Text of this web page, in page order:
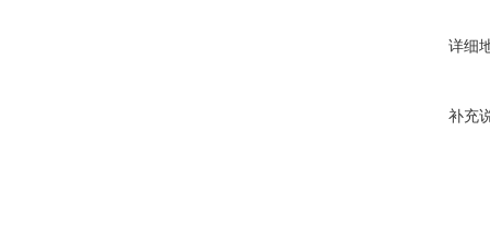
详细
补充